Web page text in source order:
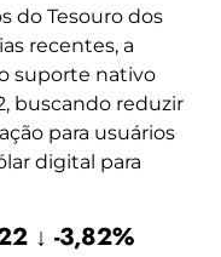
do Tesouro dos
recentes, a
suporte nativo
buscando reduzir
para usuários
digital para
↓ -3,82%